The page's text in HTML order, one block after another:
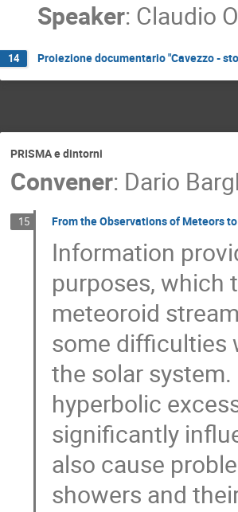
Speaker: Claudio
14 Proiezione documentario "Cavezzo -
PRISMA e dintorni
Convener: Dario
15 From the Observations of Meteors
Information
purposes, which
meteoroid
some difficulties
the solar
hyperbolic
significantly
also cause
showers and